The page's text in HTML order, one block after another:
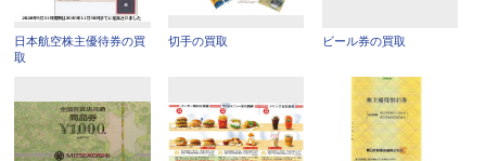
日本航空株主優待券の買
取
切手の買取 ビール券の買取